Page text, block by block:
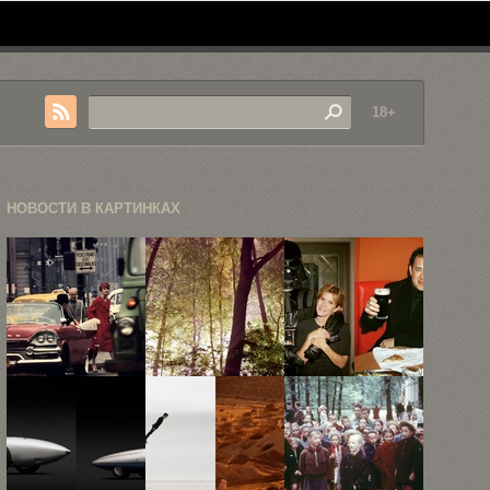
18+
НОВОСТИ В КАРТИНКАХ
легендарного
Уильяма
Кляйна ...
Пейзажи Яна
Корнстедта
Как
выглядели
знаменитости
в 1990-е ...